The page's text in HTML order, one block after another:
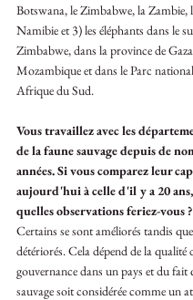
Botswana, le Zimbabwe, la Zambie,
Namibie et 3) les éléphants dans le
Zimbabwe, dans la province de
Mozambique et dans le Parc
Afrique du Sud.
Vous travaillez avec les
de la faune sauvage depuis de
années. Si vous comparez leur
aujourd'hui à celle d'il y a 20
quelles observations feriez-vous ?
Certains se sont améliorés tandis
détériorés. Cela dépend de la qualité
gouvernance dans un pays et du fait
sauvage soit considérée comme un